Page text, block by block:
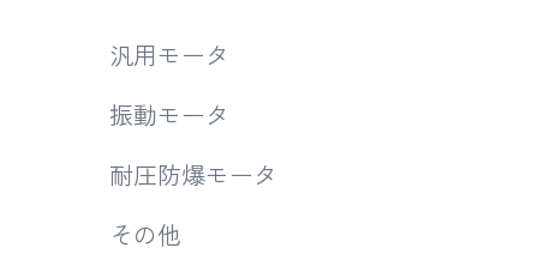
汎用モータ
振動モータ
耐圧防爆モータ
その他